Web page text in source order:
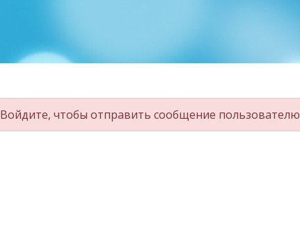
Войдите, чтобы отправить сообщение пользователю